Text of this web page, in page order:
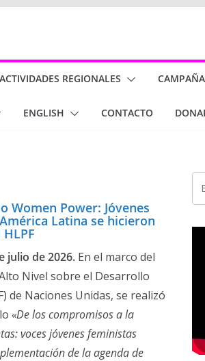
ACTIVIDADES REGIONALES
ENGLISH CONTACTO
Women Power: Jóvenes
Latina se hicieron
julio de 2026.En el marco del
Nivel sobre el Desarrollo
de Naciones Unidas, se realizó
«De los compromisos a la
voces jóvenes feministas
de la agenda de